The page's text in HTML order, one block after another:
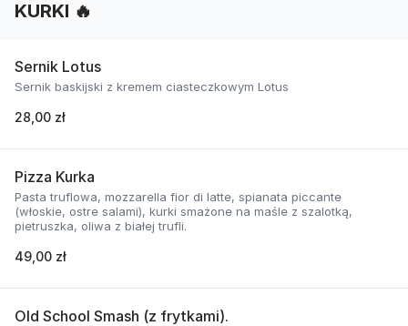
KURKI 🔥
Sernik Lotus
Sernik baskijski z kremem ciasteczkowym Lotus
28,00 zł
Pizza Kurka
Pasta truflowa, mozzarella fior di latte, spianata piccante
(włoskie, ostre salami), kurki smażone na maśle z szalotką,
pietruszka, oliwa z białej trufli.
49,00 zł
Old School Smash (z frytkami).